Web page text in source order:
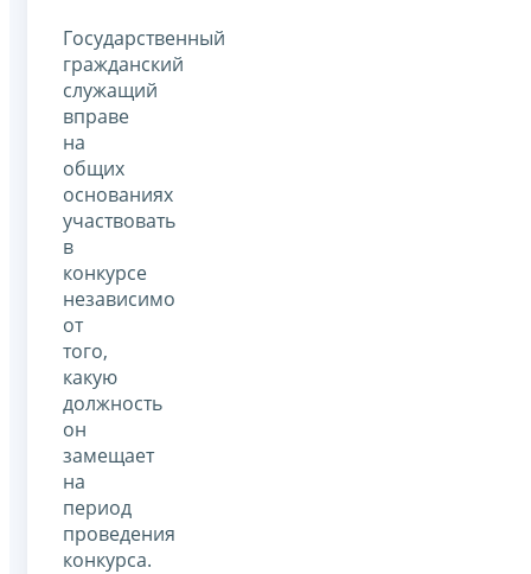
Государственный
гражданский
служащий
вправе
на
общих
основаниях
участвовать
в
конкурсе
независимо
от
того,
какую
должность
он
замещает
на
период
проведения
конкурса.